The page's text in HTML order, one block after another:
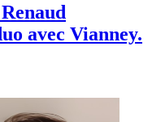
avec Vianney.